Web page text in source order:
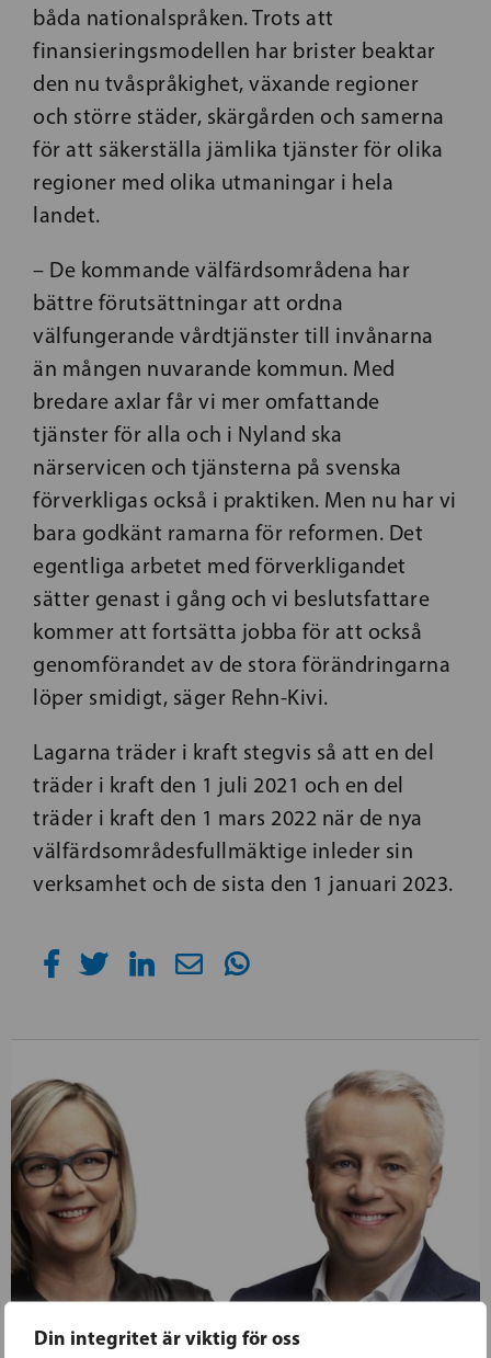
Din integritet är viktig för oss
båda nationalspråken. Trots att
finansieringsmodellen har brister beaktar
den nu tvåspråkighet, växande regioner
och större städer, skärgården och samerna
för att säkerställa jämlika tjänster för olika
regioner med olika utmaningar i hela
landet.
– De kommande välfärdsområdena har
bättre förutsättningar att ordna
välfungerande vårdtjänster till invånarna
än mången nuvarande kommun. Med
bredare axlar får vi mer omfattande
tjänster för alla och i Nyland ska
närservicen och tjänsterna på svenska
förverkligas också i praktiken. Men nu har vi
bara godkänt ramarna för reformen. Det
egentliga arbetet med förverkligandet
sätter genast i gång och vi beslutsfattare
kommer att fortsätta jobba för att också
genomförandet av de stora förändringarna
löper smidigt, säger Rehn-Kivi.
Lagarna träder i kraft stegvis så att en del
träder i kraft den 1 juli 2021 och en del
träder i kraft den 1 mars 2022 när de nya
välfärdsområdesfullmäktige inleder sin
verksamhet och de sista den 1 januari 2023.